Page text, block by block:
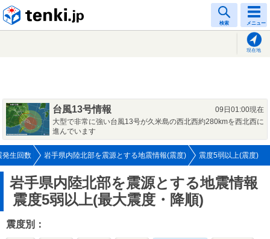
検索 メニュー
現在地
台風13号情報
09日01:00現在
大型で非常に強い台風13号が久米島の西北西約280kmを西北西に
進んでいます
発生回数 岩手県内陸北部を震源とする地震情報(震度) 震度5弱以上(震度)
岩手県内陸北部を震源とする地震情報
震度5弱以上(最大震度・降順)
震度別：